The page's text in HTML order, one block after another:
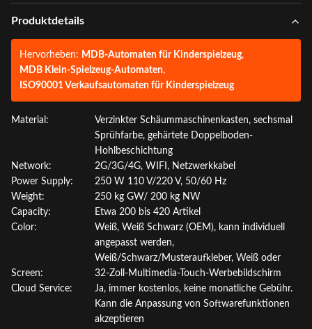
Produktdetails
Hervorheben: MDB-Automaten für Kinderspielzeug,
MDB Klein-Spielzeug-Automaten,
ISO90001 Verkaufsautomaten für Kinderspielzeug
Material:
Verzinkter Schäummaschinenkasten, sechsmal
Sprühfarbe, gehärtete Doppelboden-
Hohlbeschichtung
Network:
2G/3G/4G, WIFI, Netzwerkkabel
Power Supply:
250 W 110 V/220 V, 50/60 Hz
Weight:
250 kg GW/ 200 kg NW
Capacity:
Etwa 200 bis 420 Artikel
Color:
Weiß, Weiß Schwarz (OEM), kann individuell
angepasst werden,
Weiß/Schwarz/Musteraufkleber, Weiß oder
Screen:
32-Zoll-Multimedia-Touch-Werbebildschirm
Cloud Service:
Ja, immer kostenlos, keine monatliche Gebühr.
Kann die Anpassung von Softwarefunktionen
akzeptieren